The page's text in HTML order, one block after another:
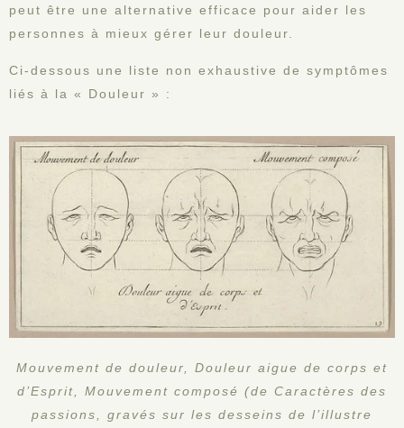
peut être une alternative efficace pour aider les
personnes à mieux gérer leur douleur.
Ci-dessous une liste non exhaustive de symptômes
liés à la « Douleur » :
Mouvement de douleur, Douleur aigue de corps et
d’Esprit, Mouvement composé (de Caractères des
passions, gravés sur les desseins de l’illustre